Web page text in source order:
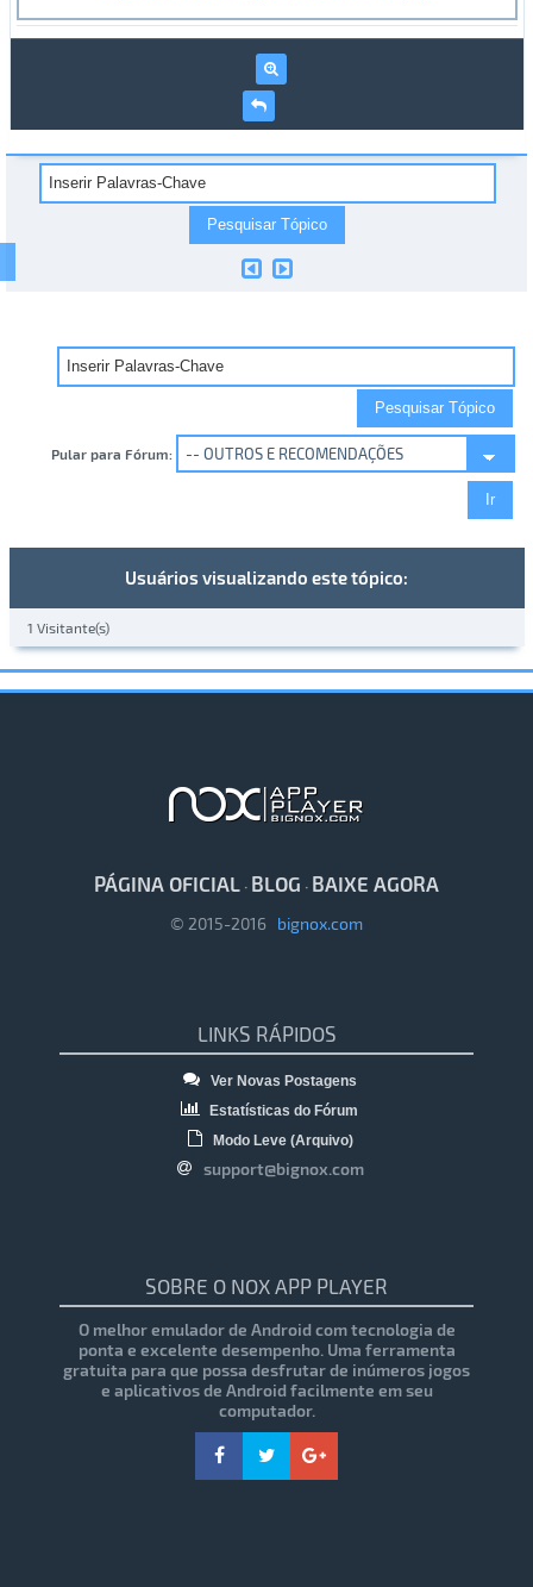
Pular para Fórum:
Usuários visualizando este tópico:
1 Visitante(s)
PÁGINA OFICIAL · BLOG · BAIXE AGORA
© 2015-2016 bignox.com
LINKS RÁPIDOS
Ver Novas Postagens
Estatísticas do Fórum
Modo Leve (Arquivo)
support@bignox.com
SOBRE O NOX APP PLAYER
O melhor emulador de Android com tecnologia de
ponta e excelente desempenho. Uma ferramenta
gratuita para que possa desfrutar de inúmeros jogos
e aplicativos de Android facilmente em seu
computador.